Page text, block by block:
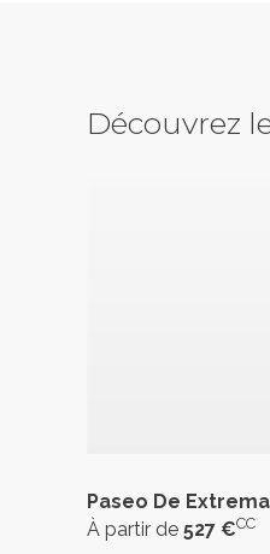
Découvrez
Paseo De
À partir de 527 €CC